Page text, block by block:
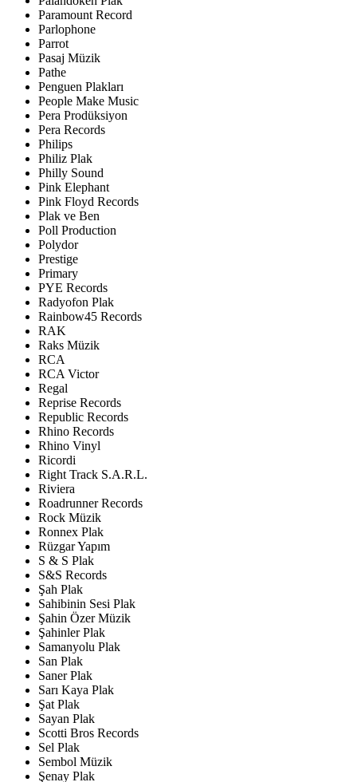
Paramount Record
Parlophone
Parrot
Pasaj Müzik
Pathe
Penguen Plakları
People Make Music
Pera Prodüksiyon
Pera Records
Philips
Philiz Plak
Philly Sound
Pink Elephant
Pink Floyd Records
Plak ve Ben
Poll Production
Polydor
Prestige
Primary
PYE Records
Radyofon Plak
Rainbow45 Records
RAK
Raks Müzik
RCA
RCA Victor
Regal
Reprise Records
Republic Records
Rhino Records
Rhino Vinyl
Ricordi
Right Track S.A.R.L.
Riviera
Roadrunner Records
Rock Müzik
Ronnex Plak
Rüzgar Yapım
S & S Plak
S&S Records
Şah Plak
Sahibinin Sesi Plak
Şahin Özer Müzik
Şahinler Plak
Samanyolu Plak
San Plak
Saner Plak
Sarı Kaya Plak
Şat Plak
Sayan Plak
Scotti Bros Records
Sel Plak
Sembol Müzik
Şenay Plak